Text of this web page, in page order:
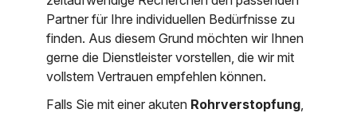
Partner für Ihre individuellen Bedürfnisse zu
finden. Aus diesem Grund möchten wir Ihnen
gerne die Dienstleister vorstellen, die wir mit
vollstem Vertrauen empfehlen können.
Falls Sie mit einer akuten Rohrverstopfung